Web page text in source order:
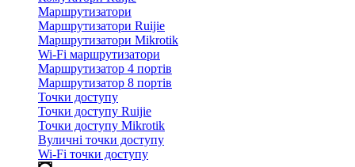
Маршрутизатори
Маршрутизатори Ruijie
Маршрутизатори Mikrotik
Wi-Fi маршрутизатори
Маршрутизатор 4 портів
Маршрутизатор 8 портів
Точки доступу
Точки доступу Ruijie
Точки доступу Mikrotik
Вуличні точки доступу
Wi-Fi точки доступу